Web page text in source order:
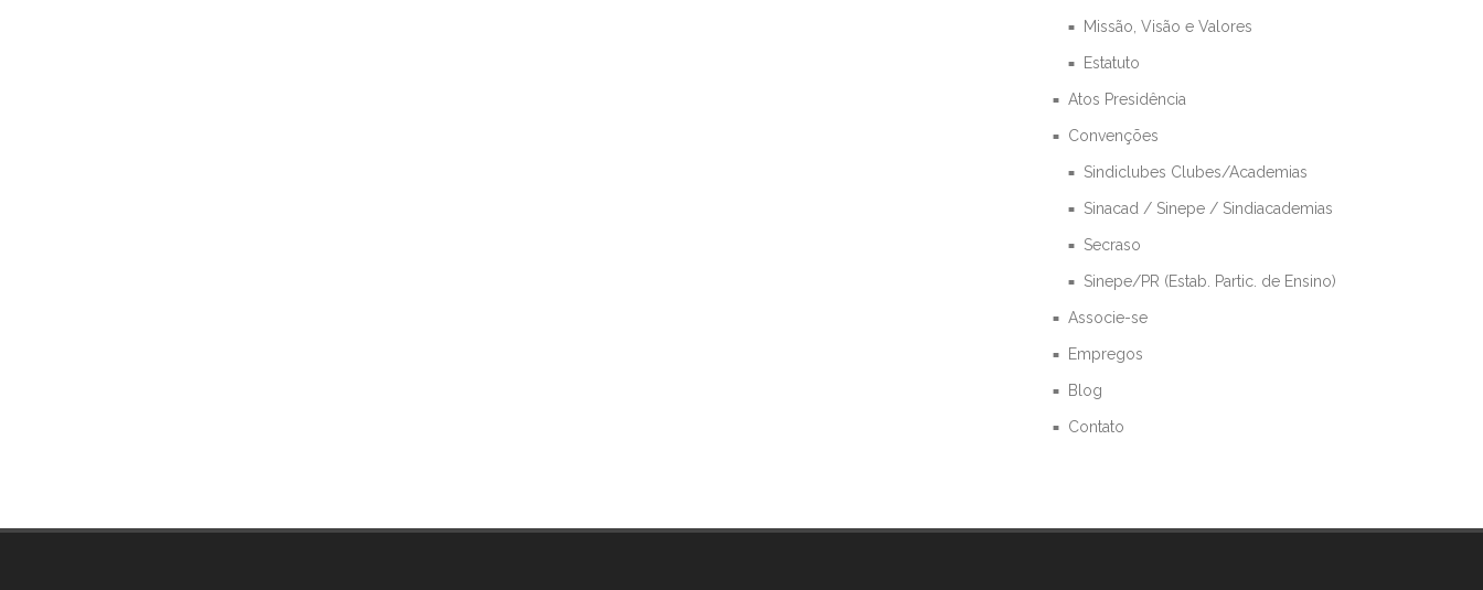
Missão, Visão e Valores
Estatuto
Atos Presidência
Convenções
Sindiclubes Clubes/Academias
Sinacad / Sinepe / Sindiacademias
Secraso
Sinepe/PR (Estab. Partic. de Ensino)
Associe-se
Empregos
Blog
Contato